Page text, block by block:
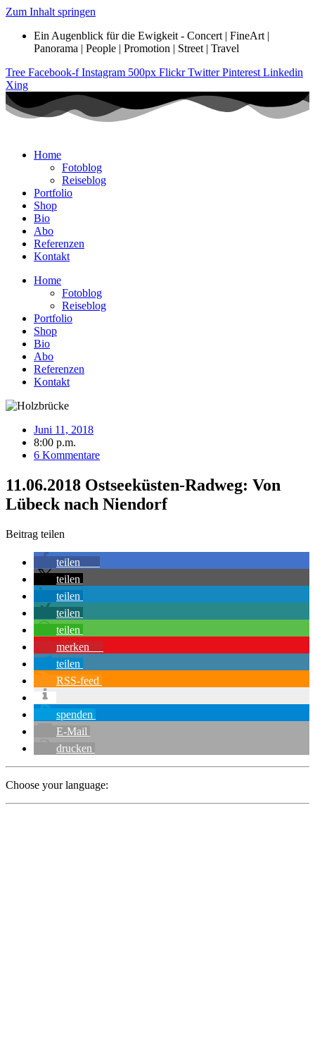
Zum Inhalt springen
Ein Augenblick für die Ewigkeit - Concert | FineArt |
Panorama | People | Promotion | Street | Travel
Tree Facebook-f Instagram 500px Flickr Twitter Pinterest Linkedin
Xing
Home
Fotoblog
Reiseblog
Portfolio
Shop
Bio
Abo
Referenzen
Kontakt
Home
Fotoblog
Reiseblog
Portfolio
Shop
Bio
Abo
Referenzen
Kontakt
Juni 11, 2018
8:00 p.m.
6 Kommentare
11.06.2018 Ostseeküsten-Radweg: Von
Lübeck nach Niendorf
Beitrag teilen
teilen
teilen
teilen
teilen
teilen
merken
teilen
RSS-feed
spenden
E-Mail
drucken
Choose your language: